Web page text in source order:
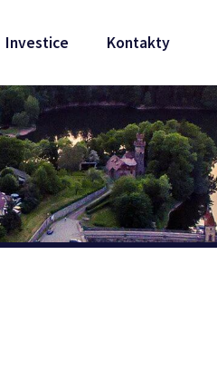
Investice Kontakty